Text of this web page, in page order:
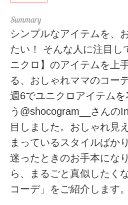
シンプルなアイテムを、
たい！ そんな人に注目し
ニクロ】のアイテムを上
る、おしゃれママのコー
週6でユニクロアイテム
う@shocogram__さんの
目しました。おしゃれ見
まっているスタイルばか
迷ったときのお手本にな
ら、まるごと真似したく
コーデ」をご紹介します。